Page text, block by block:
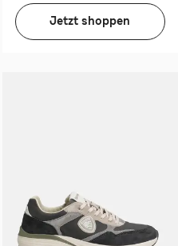
Jetzt shoppen